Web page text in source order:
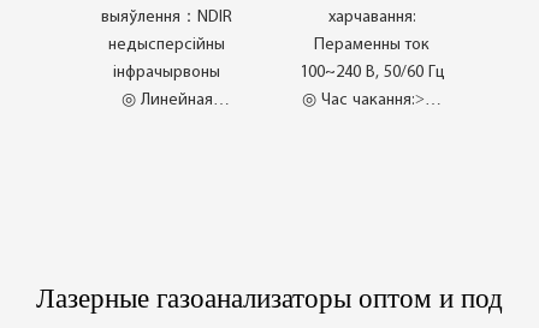
CI-PC23
выяўлення：NDIR
недысперсійны
інфрачырвоны
◎ Линейная
◎ Без кантакту, без
харчавання:
Пераменны ток
100~240 В, 50/60 Гц
◎ Час чакання:>10
сэнсарны экран
Лазерные газоанализаторы оптом и под